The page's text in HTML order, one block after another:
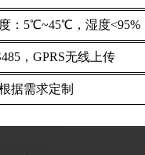
： 5℃~45℃，湿度<95%
， GPRS无线上传
据需求定制